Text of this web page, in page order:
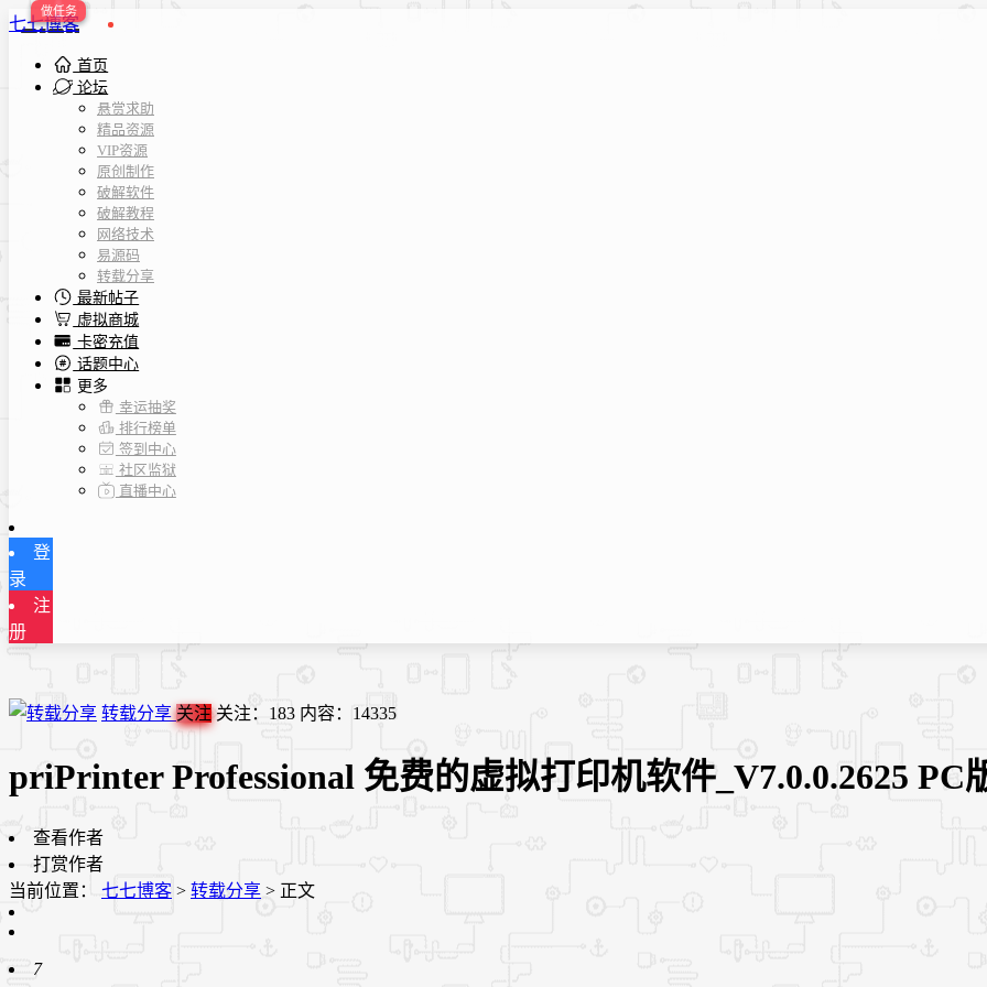
七七博客
首页
论坛
悬赏求助
精品资源
VIP资源
原创制作
破解软件
破解教程
网络技术
易源码
转载分享
最新帖子
虚拟商城
卡密充值
话题中心
更多
幸运抽奖
排行榜单
签到中心
社区监狱
直播中心
登
录
注
册
转载分享关注 关注： 183 内容： 14335
priPrinter Professional 免费的虚拟打印机软件_V7.0.0.2625 PC
查看作者
打赏作者
当前位置： 七七博客 > 转载分享 > 正文
7